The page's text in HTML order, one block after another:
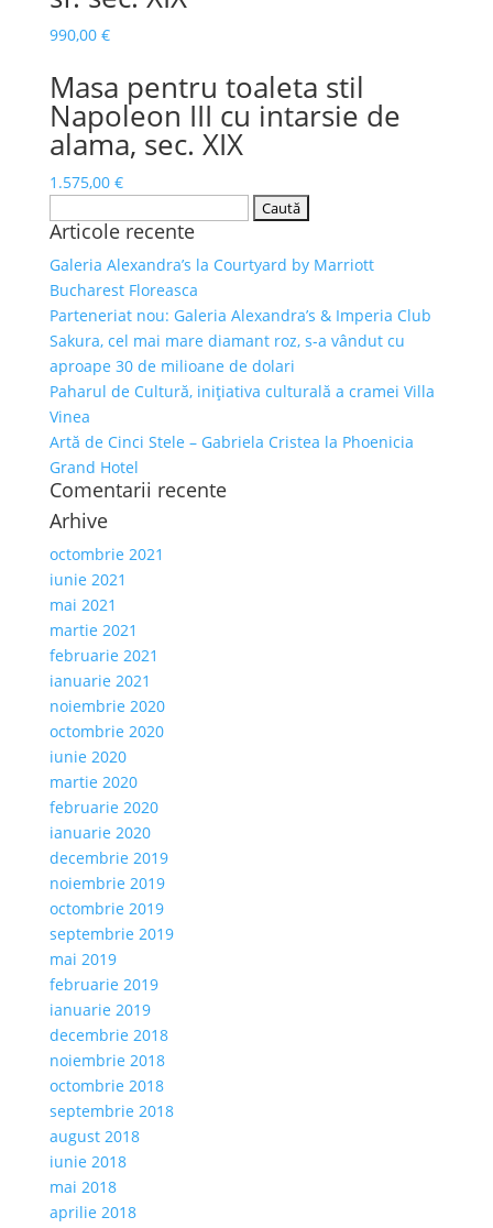
990,00 €
Masa pentru toaleta stil
Napoleon III cu intarsie de
alama, sec. XIX
1.575,00 €
după:
Articole recente
Galeria Alexandra’s la Courtyard by Marriott
Bucharest Floreasca
Parteneriat nou: Galeria Alexandra’s & Imperia Club
Sakura, cel mai mare diamant roz, s-a vândut cu
aproape 30 de milioane de dolari
Paharul de Cultură, inițiativa culturală a cramei Villa
Vinea
Artă de Cinci Stele – Gabriela Cristea la Phoenicia
Grand Hotel
Comentarii recente
Arhive
octombrie 2021
iunie 2021
mai 2021
martie 2021
februarie 2021
ianuarie 2021
noiembrie 2020
octombrie 2020
iunie 2020
martie 2020
februarie 2020
ianuarie 2020
decembrie 2019
noiembrie 2019
octombrie 2019
septembrie 2019
mai 2019
februarie 2019
ianuarie 2019
decembrie 2018
noiembrie 2018
octombrie 2018
septembrie 2018
august 2018
iunie 2018
mai 2018
aprilie 2018